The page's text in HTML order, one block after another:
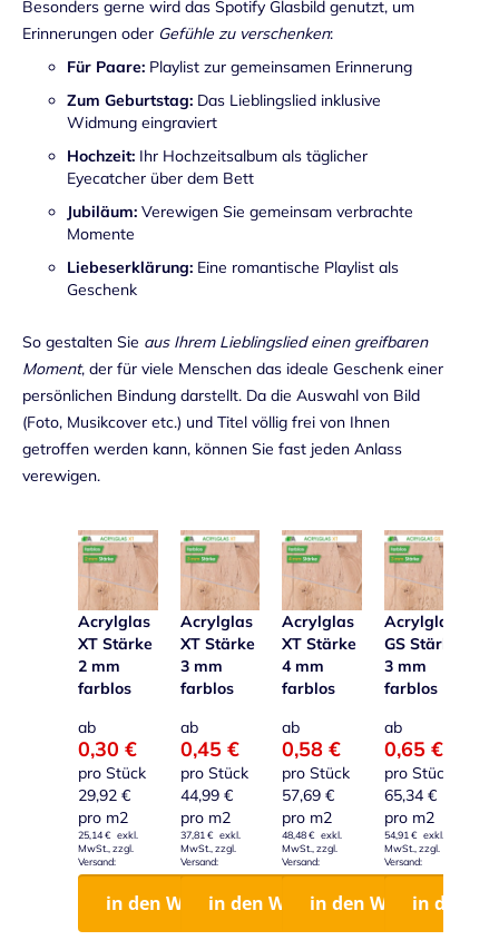
Besonders gerne wird das Spotify Glasbild genutzt, um
Erinnerungen oder Gefühle zu verschenken:
Für Paare: Playlist zur gemeinsamen Erinnerung
Zum Geburtstag: Das Lieblingslied inklusive
Widmung eingraviert
Hochzeit: Ihr Hochzeitsalbum als täglicher
Eyecatcher über dem Bett
Jubiläum: Verewigen Sie gemeinsam verbrachte
Momente
Liebeserklärung: Eine romantische Playlist als
Geschenk
So gestalten Sie aus Ihrem Lieblingslied einen greifbaren
Moment, der für viele Menschen das ideale Geschenk einer
persönlichen Bindung darstellt. Da die Auswahl von Bild
(Foto, Musikcover etc.) und Titel völlig frei von Ihnen
getroffen werden kann, können Sie fast jeden Anlass
verewigen.
Acrylglas
XT Stärke
2 mm
farblos
ab
0,30 €
pro Stück
29,92 €
pro m2
25,14 €
in den Warenkorb
Acrylglas
XT Stärke
3 mm
farblos
ab
0,45 €
pro Stück
44,99 €
pro m2
37,81 €
in den Warenkorb
Acrylglas
XT Stärke
4 mm
farblos
ab
0,58 €
pro Stück
57,69 €
pro m2
48,48 €
in den Warenkorb
Acrylglas
GS Stärke
3 mm
farblos
ab
0,65 €
pro Stück
65,34 €
pro m2
54,91 €
in den